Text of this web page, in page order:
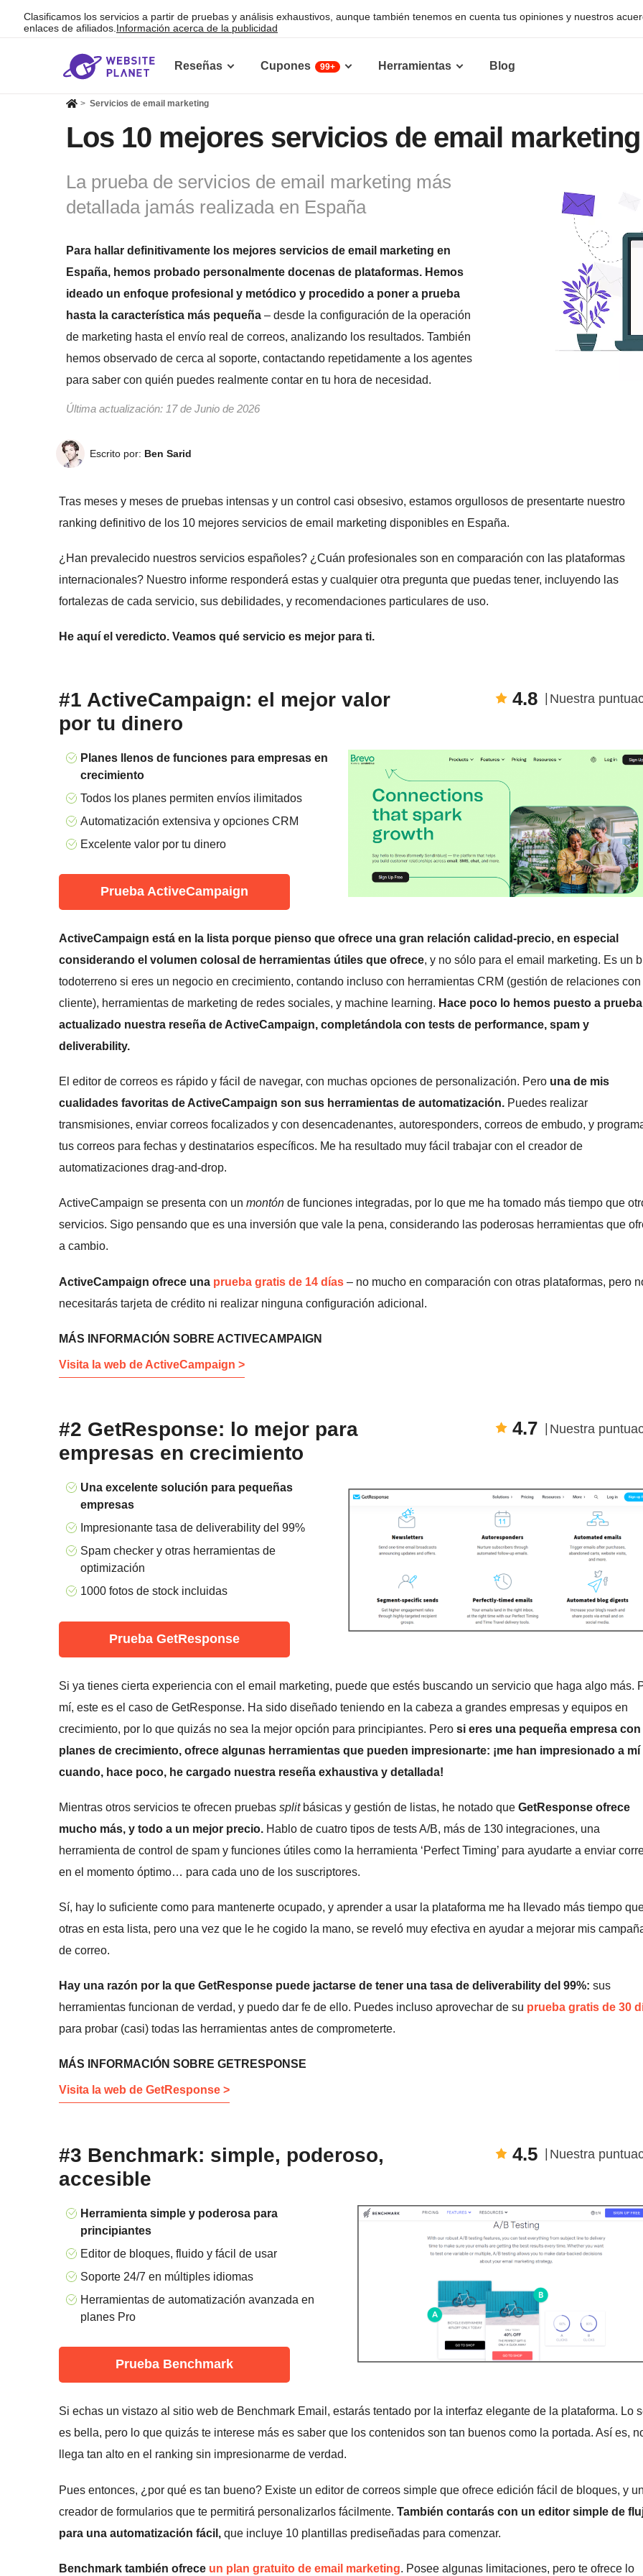
Clasificamos los servicios a partir de pruebas y análisis exhaustivos, aunque también tenemos en cuenta tus opiniones y nuestros
enlaces de afiliados. Información acerca de la publicidad
Reseñas Cupones 99+ Herramientas Blog
> Servicios de email marketing
Los 10 mejores servicios de email
La prueba de servicios de email marketing más
detallada jamás realizada en España
Para hallar definitivamente los mejores servicios de email marketing en
España, hemos probado personalmente docenas de plataformas. Hemos
ideado un enfoque profesional y metódico y procedido a poner a prueba
hasta la característica más pequeña – desde la configuración de la operación
de marketing hasta el envío real de correos, analizando los resultados. También
hemos observado de cerca al soporte, contactando repetidamente a los agentes
para saber con quién puedes realmente contar en tu hora de necesidad.
Última actualización: 17 de Junio de 2026
Escrito por: Ben Sarid
Tras meses y meses de pruebas intensas y un control casi obsesivo, estamos orgullosos de presentarte nuestro
ranking definitivo de los 10 mejores servicios de email marketing disponibles en España.
¿Han prevalecido nuestros servicios españoles? ¿Cuán profesionales son en comparación con las plataformas
internacionales? Nuestro informe responderá estas y cualquier otra pregunta que puedas tener, incluyendo las
fortalezas de cada servicio, sus debilidades, y recomendaciones particulares de uso.
He aquí el veredicto. Veamos qué servicio es mejor para ti.
#1 ActiveCampaign: el mejor valor
por tu dinero
4.8 Nuestra
Planes llenos de funciones para empresas en
crecimiento
Todos los planes permiten envíos ilimitados
Automatización extensiva y opciones CRM
Excelente valor por tu dinero
Prueba ActiveCampaign
ActiveCampaign está en la lista porque pienso que ofrece una gran relación calidad-precio, en especial
considerando el volumen colosal de herramientas útiles que ofrece, y no sólo para el email marketing. Es un
todoterreno si eres un negocio en crecimiento, contando incluso con herramientas CRM (gestión de relaciones con
cliente), herramientas de marketing de redes sociales, y machine learning. Hace poco lo hemos puesto a
actualizado nuestra reseña de ActiveCampaign, completándola con tests de performance, spam y
deliverability.
El editor de correos es rápido y fácil de navegar, con muchas opciones de personalización. Pero una de mis
cualidades favoritas de ActiveCampaign son sus herramientas de automatización. Puedes realizar
transmisiones, enviar correos focalizados y con desencadenantes, autoresponders, correos de embudo, y
tus correos para fechas y destinatarios específicos. Me ha resultado muy fácil trabajar con el creador de
automatizaciones drag-and-drop.
ActiveCampaign se presenta con un montón de funciones integradas, por lo que me ha tomado más tiempo que
servicios. Sigo pensando que es una inversión que vale la pena, considerando las poderosas herramientas que
a cambio.
ActiveCampaign ofrece una prueba gratis de 14 días – no mucho en comparación con otras plataformas, pero
necesitarás tarjeta de crédito ni realizar ninguna configuración adicional.
MÁS INFORMACIÓN SOBRE ACTIVECAMPAIGN
Visita la web de ActiveCampaign >
#2 GetResponse: lo mejor para
empresas en crecimiento
4.7 Nuestra
Una excelente solución para pequeñas
empresas
Impresionante tasa de deliverability del 99%
Spam checker y otras herramientas de
optimización
1000 fotos de stock incluidas
Prueba GetResponse
Si ya tienes cierta experiencia con el email marketing, puede que estés buscando un servicio que haga algo más.
mí, este es el caso de GetResponse. Ha sido diseñado teniendo en la cabeza a grandes empresas y equipos en
crecimiento, por lo que quizás no sea la mejor opción para principiantes. Pero si eres una pequeña empresa con
planes de crecimiento, ofrece algunas herramientas que pueden impresionarte: ¡me han impresionado a mí
cuando, hace poco, he cargado nuestra reseña exhaustiva y detallada!
Mientras otros servicios te ofrecen pruebas split básicas y gestión de listas, he notado que GetResponse ofrece
mucho más, y todo a un mejor precio. Hablo de cuatro tipos de tests A/B, más de 130 integraciones, una
herramienta de control de spam y funciones útiles como la herramienta ‘Perfect Timing’ para ayudarte a enviar
en el momento óptimo… para cada uno de los suscriptores.
Sí, hay lo suficiente como para mantenerte ocupado, y aprender a usar la plataforma me ha llevado más tiempo
otras en esta lista, pero una vez que le he cogido la mano, se reveló muy efectiva en ayudar a mejorar mis
de correo.
Hay una razón por la que GetResponse puede jactarse de tener una tasa de deliverability del 99%: sus
herramientas funcionan de verdad, y puedo dar fe de ello. Puedes incluso aprovechar de su prueba gratis de 30
para probar (casi) todas las herramientas antes de comprometerte.
MÁS INFORMACIÓN SOBRE GETRESPONSE
Visita la web de GetResponse >
#3 Benchmark: simple, poderoso,
accesible
4.5 Nuestra
Herramienta simple y poderosa para
principiantes
Editor de bloques, fluido y fácil de usar
Soporte 24/7 en múltiples idiomas
Herramientas de automatización avanzada en
planes Pro
Prueba Benchmark
Si echas un vistazo al sitio web de Benchmark Email, estarás tentado por la interfaz elegante de la plataforma. Lo
es bella, pero lo que quizás te interese más es saber que los contenidos son tan buenos como la portada. Así es,
llega tan alto en el ranking sin impresionarme de verdad.
Pues entonces, ¿por qué es tan bueno? Existe un editor de correos simple que ofrece edición fácil de bloques, y
creador de formularios que te permitirá personalizarlos fácilmente. También contarás con un editor simple de
para una automatización fácil, que incluye 10 plantillas prediseñadas para comenzar.
Benchmark también ofrece un plan gratuito de email marketing. Posee algunas limitaciones, pero te ofrece lo